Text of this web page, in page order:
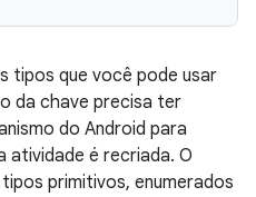
tipos que você pode usar
da chave precisa ter
do Android para
atividade é recriada. O
primitivos, enumerados